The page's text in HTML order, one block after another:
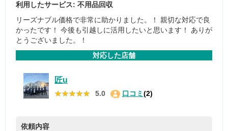
利用したサービス: 不用品回収
リーズナブル価格で非常に助かりました。！ 親切な対応で良
かったです！ 今後も引越しに活用したいと思います！ ありが
とうございました。！
対応した店舗
匠u
★★★★★
★★★★★ 5.0 口コミ (2)
依頼内容